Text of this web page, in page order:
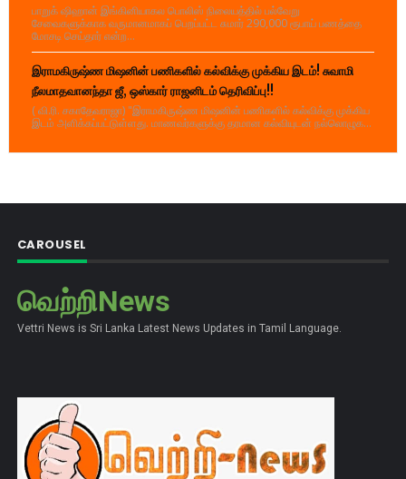
பாறுக் ஷிஹான் இங்கினியாகல பொலிஸ் நிலையத்தில் பல்வேறு
சேவைகளுக்காக வருமானமாகப் பெறப்பட்ட சுமார் 290,000 ரூபாய் பணத்தை
மோசடி செய்தார் என்ற...
இராமகிருஷ்ண மிஷனின் பணிகளில் கல்விக்கு முக்கிய இடம்! சுவாமி
நீலமாதவானந்தா ஜீ, ஒஸ்கார் ராஜனிடம் தெரிவிப்பு!!
( வி.ரி. சகாதேவராஜா) "இராமகிருஷ்ண மிஷனின் பணிகளில் கல்விக்கு முக்கிய
இடம் அளிக்கப்பட்டுள்ளது. மாணவர்களுக்கு தரமான கல்வியுடன் நல்லொழுக...
CAROUSEL
வெற்றிNews
Vettri News is Sri Lanka Latest News Updates in Tamil Language.